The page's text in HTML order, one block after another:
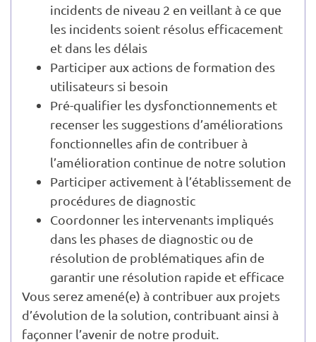
incidents de niveau 2 en veillant à ce que
les incidents soient résolus efficacement
et dans les délais
Participer aux actions de formation des
utilisateurs si besoin
Pré-qualifier les dysfonctionnements et
recenser les suggestions d’améliorations
fonctionnelles afin de contribuer à
l’amélioration continue de notre solution
Participer activement à l’établissement de
procédures de diagnostic
Coordonner les intervenants impliqués
dans les phases de diagnostic ou de
résolution de problématiques afin de
garantir une résolution rapide et efficace
Vous serez amené(e) à contribuer aux projets
d’évolution de la solution, contribuant ainsi à
façonner l’avenir de notre produit.